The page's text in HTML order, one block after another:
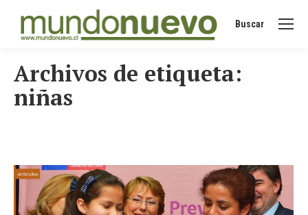
Buscar:
Buscar
Archivos de etiqueta:
niñas